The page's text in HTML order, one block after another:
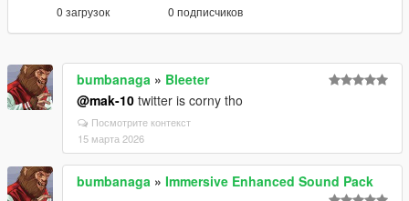
0 загрузок 0 подписчиков
bumbanaga » Bleeter
@mak-10 twitter is corny tho
Посмотрите контекст
15 марта 2026
bumbanaga » Immersive Enhanced Sound Pack